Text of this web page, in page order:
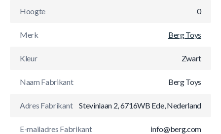
Hoogte 0
Merk Berg Toys
Kleur Zwart
Naam Fabrikant Berg Toys
Adres Fabrikant Stevinlaan 2, 6716WB Ede, Nederland
E-mailadres Fabrikant info@berg.com